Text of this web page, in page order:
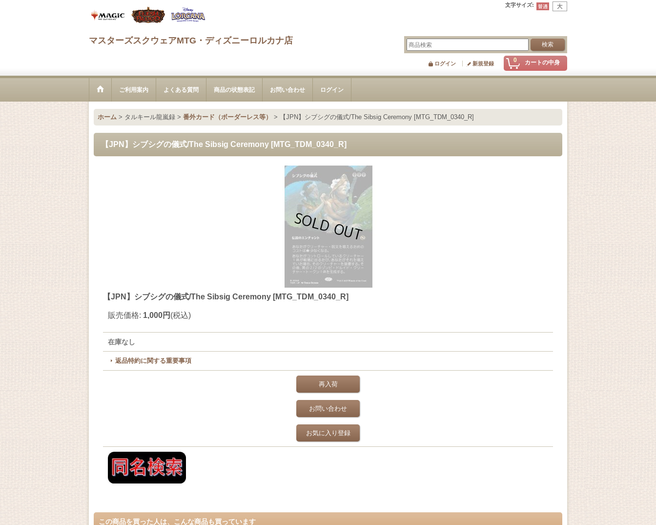
文字サイズ:
マスターズスクウェアMTG・ディズニーロルカナ店
0 カートの中身
ログイン 新規登録
ご利用案内 よくある質問 商品の状態表記 お問い合わせ ログイン
ホーム > タルキール龍嵐録 > 番外カード（ボーダーレス等） > 【JPN】シブシグの儀式/The Sibsig Ceremony [MTG_TDM_0340_R]
【JPN】シブシグの儀式/The Sibsig Ceremony [MTG_TDM_0340_R]
【JPN】シブシグの儀式/The Sibsig Ceremony [MTG_TDM_0340_R]
販売価格: 1,000円 (税込)
在庫なし
返品特約に関する重要事項
再入荷
お問い合わせ
お気に入り登録
この商品を買った人は、こんな商品も買っています